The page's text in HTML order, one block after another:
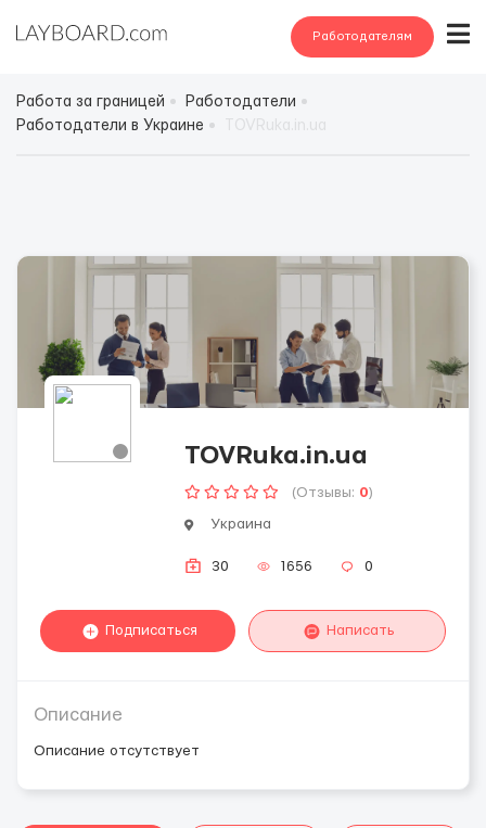
Работодателям
Работа за границей
Работодатели
Работодатели в Украине
TOVRuka.in.ua
(Отзывы: 0)
Украина
30 1656 0
Подписаться Написать
Описание
Описание отсутствует